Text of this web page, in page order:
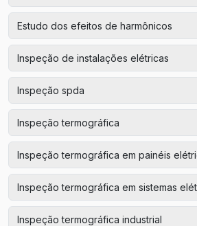
Estudo dos efeitos de harmônicos
Inspeção de instalações elétricas
Inspeção spda
Inspeção termográfica
Inspeção termográfica em painéis
Inspeção termográfica em sistemas
Inspeção termográfica industrial